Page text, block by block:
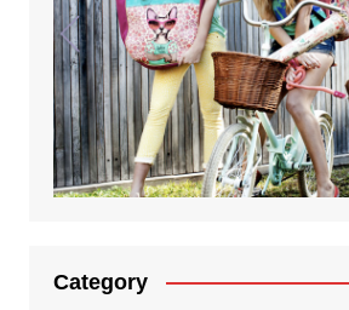
Category